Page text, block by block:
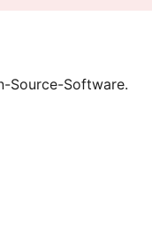
Source-Software.